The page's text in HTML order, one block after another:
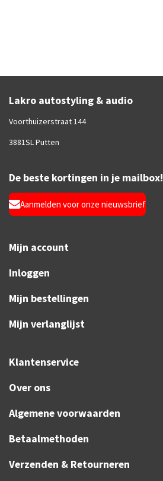
Lakro autostyling & audio
Voorthuizerstraat 144
3881SL Putten
De beste kortingen in je mailbox!
Aanmelden voor onze nieuwsbrief
Mijn account
Inloggen
Mijn bestellingen
Mijn verlanglijst
Klantenservice
Over ons
Algemene voorwaarden
Betaalmethoden
Verzenden & Retourneren